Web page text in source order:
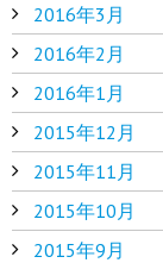
2016年3月
2016年2月
2016年1月
2015年12月
2015年11月
2015年10月
2015年9月